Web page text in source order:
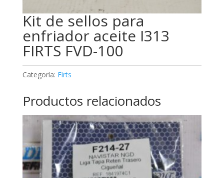
Kit de sellos para
enfriador aceite I313
FIRTS FVD-100
Categoría: Firts
Productos relacionados